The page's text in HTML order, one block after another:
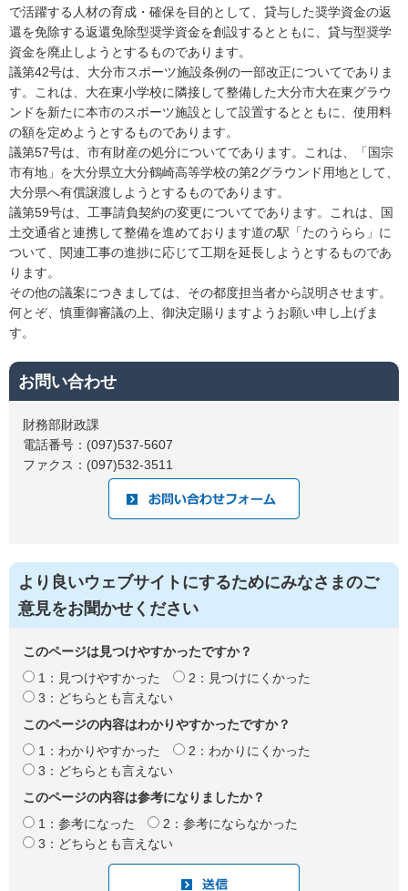
で活躍する人材の育成・確保を目的として、貸与した奨学資金の返
還を免除する返還免除型奨学資金を創設するとともに、貸与型奨学
資金を廃止しようとするものであります。
議第42号は、大分市スポーツ施設条例の一部改正についてでありま
す。これは、大在東小学校に隣接して整備した大分市大在東グラウ
ンドを新たに本市のスポーツ施設として設置するとともに、使用料
の額を定めようとするものであります。
議第57号は、市有財産の処分についてであります。これは、「国宗
市有地」を大分県立大分鶴崎高等学校の第2グラウンド用地として、
大分県へ有償譲渡しようとするものであります。
議第59号は、工事請負契約の変更についてであります。これは、国
土交通省と連携して整備を進めております道の駅「たのうらら」に
ついて、関連工事の進捗に応じて工期を延長しようとするものであ
ります。
その他の議案につきましては、その都度担当者から説明させます。
何とぞ、慎重御審議の上、御決定賜りますようお願い申し上げま
す。
お問い合わせ
財務部財政課
電話番号：(097)537-5607
ファクス：(097)532-3511
より良いウェブサイトにするためにみなさまのご
意見をお聞かせください
このページは見つけやすかったですか？
1：見つけやすかった
2：見つけにくかった
3：どちらとも言えない
このページの内容はわかりやすかったですか？
1：わかりやすかった
2：わかりにくかった
3：どちらとも言えない
このページの内容は参考になりましたか？
1：参考になった
2：参考にならなかった
3：どちらとも言えない